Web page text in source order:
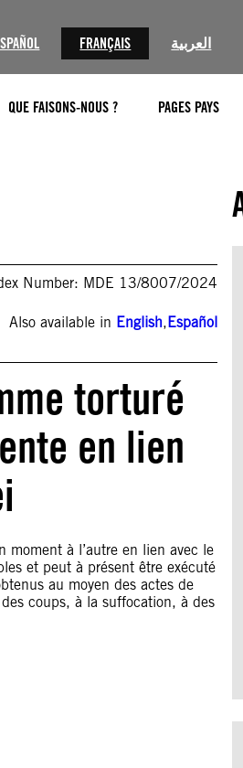
FRANÇAIS العربية
QUE FAISONS-NOUS ? PAGES PAYS
Number: MDE 13/8007/2024
Also available in English,Español
torturé
en lien
moment à l’autre en lien avec le
et peut à présent être exécuté
au moyen des actes de
coups, à la suffocation, à des